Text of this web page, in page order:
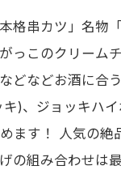
格串カツ」名物
っこのクリーム
どなどお酒に合う
)、ジョッキハ
ます！ 人気の絶
の組み合わせは最